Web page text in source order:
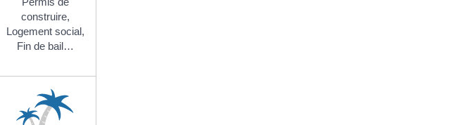
construire,
Logement social,
Fin de bail…